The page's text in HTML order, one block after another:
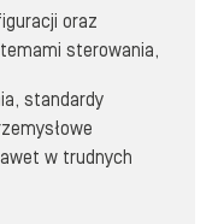
oraz
sterowania,
standardy
w trudnych